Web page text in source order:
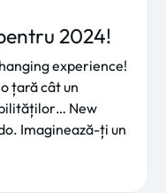
2024!
experience!
țară cât un
New
Imaginează-ți un